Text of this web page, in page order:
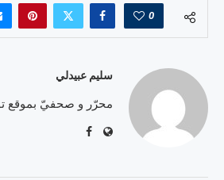
0
سليم عبيدلي
محرّر و صحفيّ بموقع